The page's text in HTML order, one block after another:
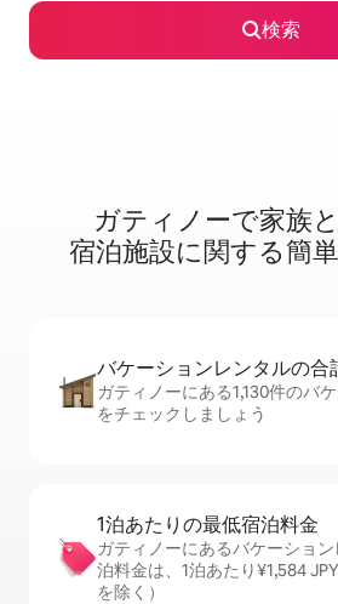
検索
ガティノーで家⁠族⁠
宿⁠泊⁠施⁠設⁠に関⁠す⁠る簡⁠
バケーションレ⁠ン⁠タ⁠ル⁠の合⁠
ガティノーにある1,130件のバ
をチェックしましょう
1泊あたりの最⁠低⁠宿⁠泊⁠料⁠金
ガティノーにあるバケーショ
泊料金は、1泊あたり¥1,584
を除く）